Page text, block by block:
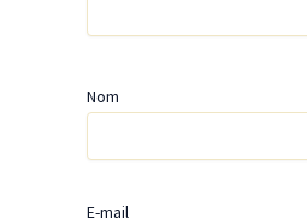
Nom
E-mail